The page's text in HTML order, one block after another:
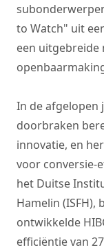
to Watch" uit
een uitgebreide
In de afgelopen
doorbraken
innovatie, en
voor conversie-
het Duitse
Hamelin
ontwikkelde
efficiëntie van